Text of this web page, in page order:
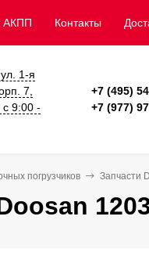
АКПП Контакты
1-я
7,
9:00 -
+7 (495)
+7 (977)
погрузчиков Запчасти